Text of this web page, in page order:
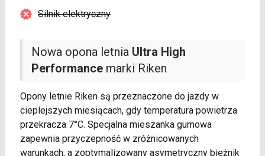
Nowa opona letnia Ultra High
Performancemarki Riken
Opony letnie Riken są przeznaczone do jazdy w
cieplejszych miesiącach, gdy temperatura powietrza
przekracza 7°C. Specjalna mieszanka gumowa
zapewnia przyczepność w zróżnicowanych
warunkach, a zoptymalizowany asymetryczny bieżnik
Silnik elektryczny